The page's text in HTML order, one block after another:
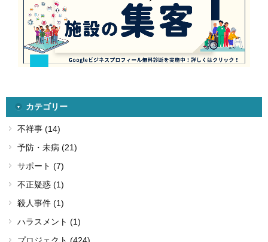
カテゴリー
不祥事 (14)
予防・未病 (21)
サポート (7)
不正疑惑 (1)
殺人事件 (1)
ハラスメント (1)
プロジェクト (424)